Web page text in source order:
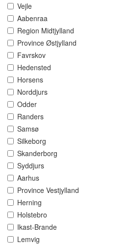
Vejle
Aabenraa
Region Midtjylland
Province Østjylland
Favrskov
Hedensted
Horsens
Norddjurs
Odder
Randers
Samsø
Silkeborg
Skanderborg
Syddjurs
Aarhus
Province Vestjylland
Herning
Holstebro
Ikast-Brande
Lemvig